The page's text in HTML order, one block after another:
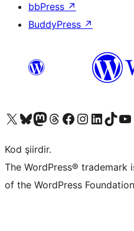
bbPress ↗
BuddyPress ↗
X (eski Twitter) hesabımıza bakın
Bluesky hesabımızı ziyaret edinMastodon hesabımızı ziyaret edinThreads hesabımızı ziyaret edinFacebook sayfamızı ziyaret edinInstagram hesabımızı ziyaret edinLinkedIn hesabımızı ziyaret edinTikTok hesabımızı ziyaret edin
YouTube
Kod şiirdir.
The WordPress®
of the WordPress